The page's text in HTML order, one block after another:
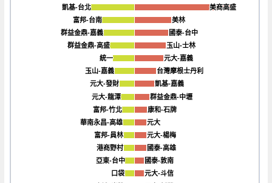
-1800
美商高盛
美商高盛
美林
美林
國泰-台中
國泰-台中
玉山-士林
玉山-士林
元大-嘉義
元大-嘉義
台灣摩根士丹利
台灣摩根士丹利
凱基-嘉義
凱基-嘉義
群益金鼎-中壢
群益金鼎-中壢
康和-石牌
康和-石牌
元大
元大
元大-楊梅
元大-楊梅
國泰-高雄
國泰-高雄
國泰-敦南
國泰-敦南
元大-斗信
元大-斗信
凱基-台北
凱基-台北
富邦-台南
富邦-台南
群益金鼎-嘉義
群益金鼎-嘉義
群益金鼎-高盛
群益金鼎-高盛
統一
統一
玉山-嘉義
玉山-嘉義
元大-發財
元大-發財
元大-龍潭
元大-龍潭
富邦-竹北
富邦-竹北
華南永昌-高雄
華南永昌-高雄
富邦-員林
富邦-員林
港商野村
港商野村
亞東-台中
亞東-台中
口袋
口袋